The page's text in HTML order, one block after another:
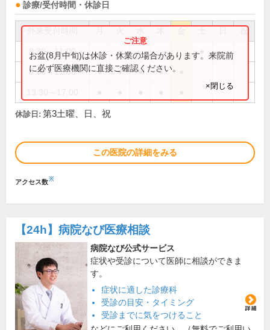
診療/受付時間・休診日
祝
8:30～11:00
8:30～11:30 ● ● ● ●
お盆(8月中旬)は休診・休業の場合があります。来院前
に必ず医療機関に直接ご確認ください。
×閉じる
休診日: 第3土曜、日、祝
この医院の詳細をみる
アクセス数※
【24h】 病院なび医療相談
病院なび公式サービス
症状や受診について医師に相談ができま
す。
症状に適した診療科
受診の目安・タイミング
受診までに気をつけること